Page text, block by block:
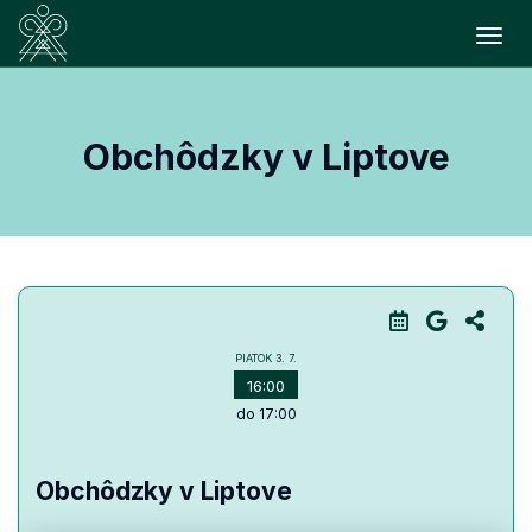
Obchôdzky v Liptove
PIATOK 3. 7.
16:00
do 17:00
Obchôdzky v Liptove